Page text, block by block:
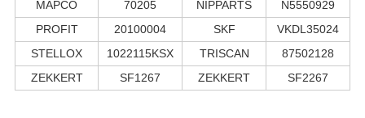
MAPCO 70205 NIPPARTS
N5550929
PROFIT
20100004 SKF
VKDL35024
STELLOX
1022115KSX TRISCAN
87502128
ZEKKERT
SF1267 ZEKKERT SF2267